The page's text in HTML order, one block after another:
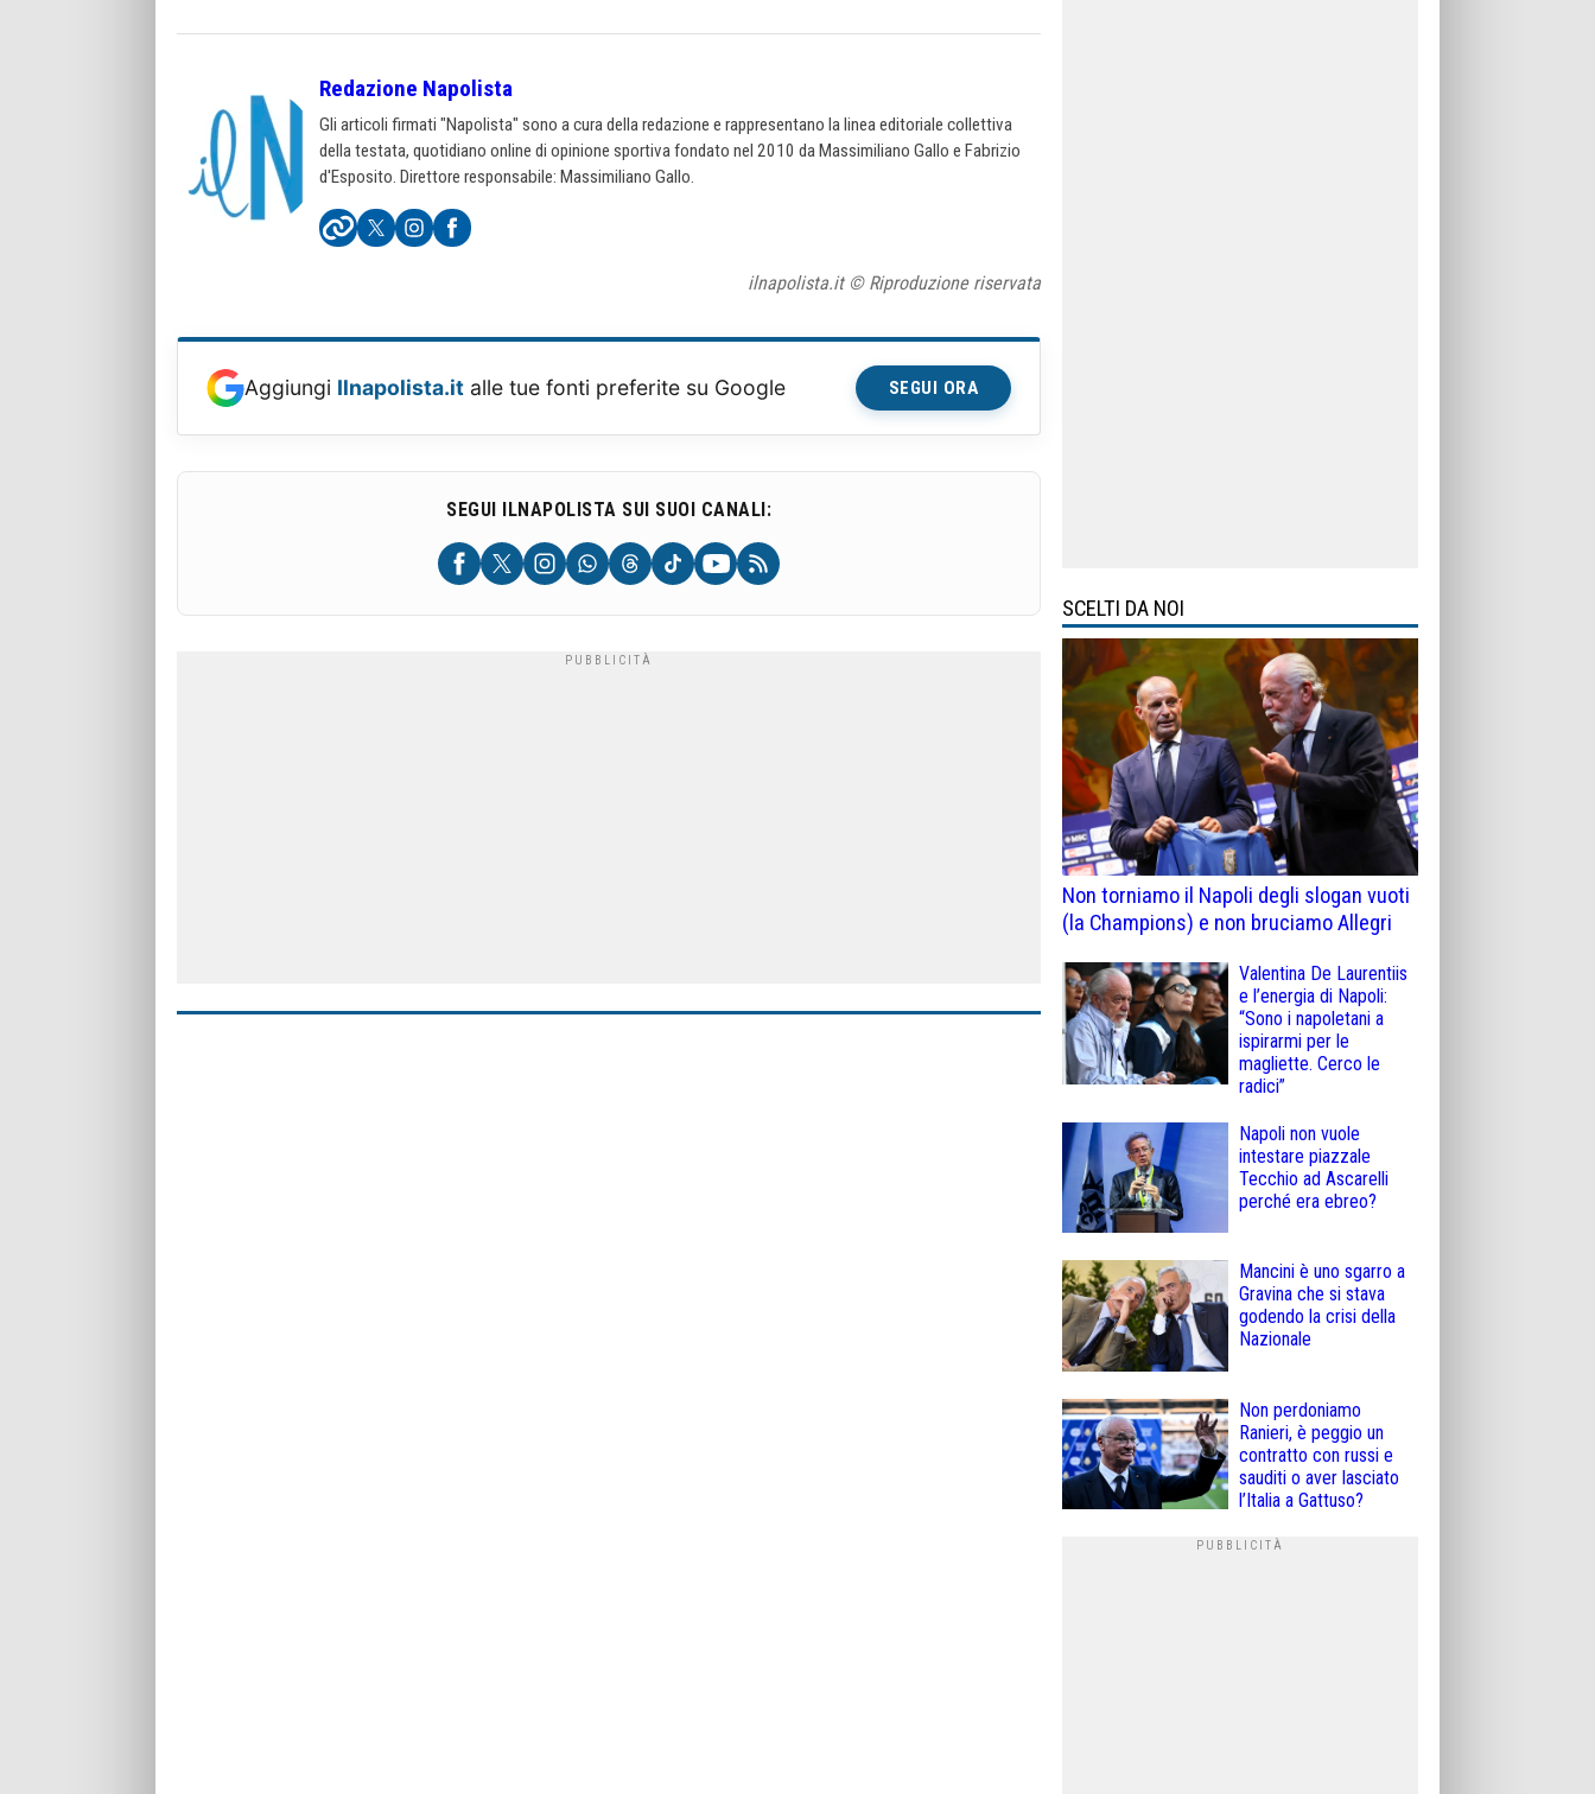
Redazione Napolista
Gli articoli firmati "Napolista" sono a cura della redazione e rappresentano la linea editoriale collettiva
della testata, quotidiano online di opinione sportiva fondato nel 2010 da Massimiliano Gallo e Fabrizio
d'Esposito. Direttore responsabile: Massimiliano Gallo.
ilnapolista.it © Riproduzione riservata
Aggiungi Ilnapolista.it alle tue fonti preferite su Google SEGUI ORA
SEGUI ILNAPOLISTA SUI SUOI CANALI:
SCELTI DA NOI
Non torniamo il Napoli degli slogan vuoti
(la Champions) e non bruciamo Allegri
Valentina De Laurentiis
e l’energia di Napoli:
“Sono i napoletani a
ispirarmi per le
magliette. Cerco le
radici”
Napoli non vuole
intestare piazzale
Tecchio ad Ascarelli
perché era ebreo?
Mancini è uno sgarro a
Gravina che si stava
godendo la crisi della
Nazionale
Non perdoniamo
Ranieri, è peggio un
contratto con russi e
sauditi o aver lasciato
l’Italia a Gattuso?